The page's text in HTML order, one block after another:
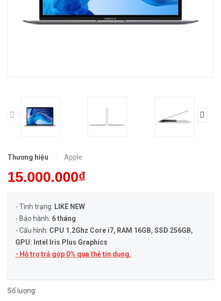
Thương hiệu Apple
15.000.000₫
- Tình trạng: LIKE NEW
- Bảo hành: 6 tháng
- Cấu hình: CPU 1.2Ghz Core i7, RAM 16GB, SSD 256GB,
GPU: Intel Iris Plus Graphics
- Hỗ trợ trả góp 0% qua thẻ tín dụng.
Số lượng: